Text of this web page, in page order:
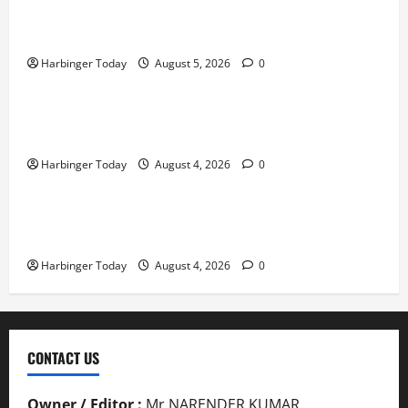
Harbinger Today August 5, 2026 0
Blog
Harbinger Today August 4, 2026 0
Blog
Harbinger Today August 4, 2026 0
CONTACT US